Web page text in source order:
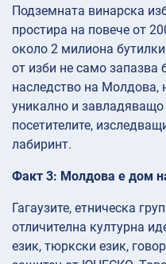
Подземната винарска
простира на повече от
около 2 милиона
от изби не само запазва
наследство на Молдова,
уникално и
посетителите,
лабиринт.
Факт 3: Молдова е дом
Гагаузите, етническа
отличителна културна
език, тюркски език,